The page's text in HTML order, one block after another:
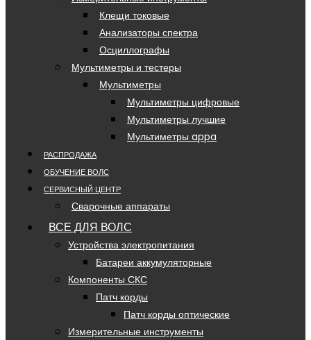
Клещи токовые
Анализаторы спектра
Осциллографы
Мультиметры и тестеры
Мультиметры
Мультиметры цифровые
Мультиметры лучшие
Мультиметры appa
РАСПРОДАЖА
ОБУЧЕНИЕ ВОЛС
СЕРВИСНЫЙ ЦЕНТР
Сварочные аппараты
ВСЕ ДЛЯ ВОЛС
Устройства электропитания
Батареи аккумуляторные
Компоненты СКС
Патч корды
Патч корды оптические
Измерительные инструменты